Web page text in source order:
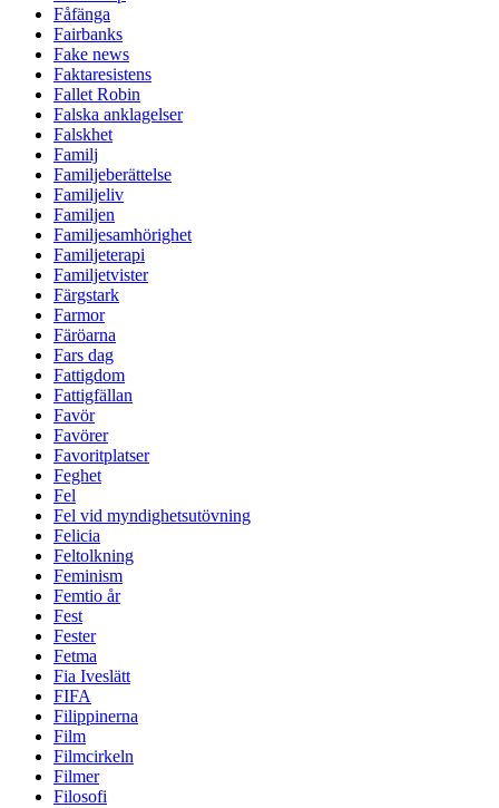
Fåfänga
Fairbanks
Fake news
Faktaresistens
Fallet Robin
Falska anklagelser
Falskhet
Familj
Familjeberättelse
Familjeliv
Familjen
Familjesamhörighet
Familjeterapi
Familjetvister
Färgstark
Farmor
Färöarna
Fars dag
Fattigdom
Fattigfällan
Favör
Favörer
Favoritplatser
Feghet
Fel
Fel vid myndighetsutövning
Felicia
Feltolkning
Feminism
Femtio år
Fest
Fester
Fetma
Fia Iveslätt
FIFA
Filippinerna
Film
Filmcirkeln
Filmer
Filosofi